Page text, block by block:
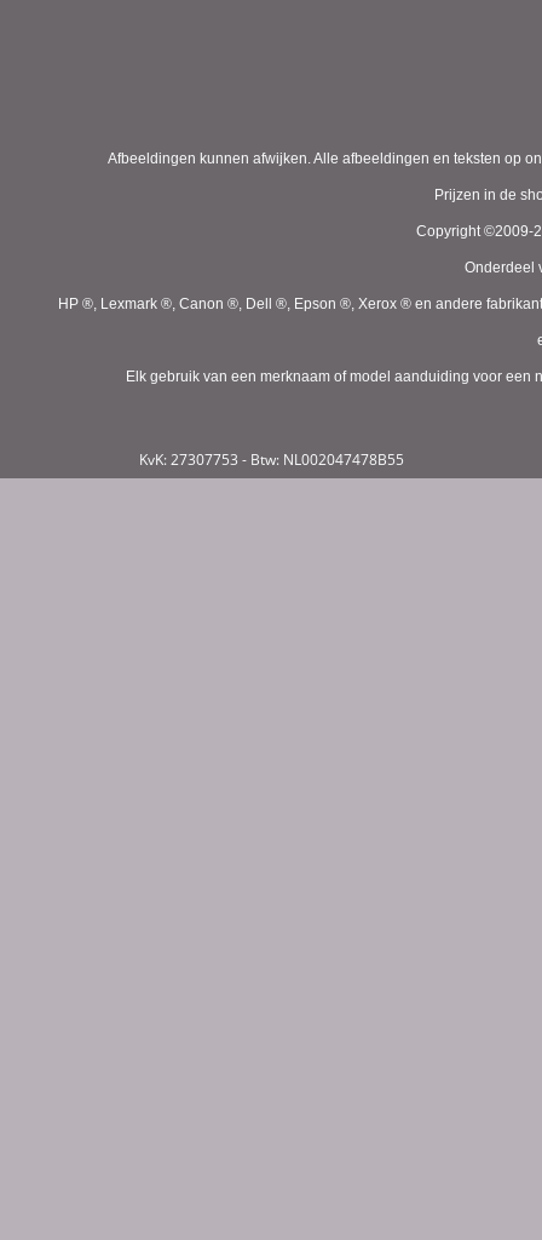
Afbeeldingen kunnen afwijken. Alle afbeeldingen en teksten op
Prijzen in de
Copyright ©2009-
Onderdeel
HP ®, Lexmark ®, Canon ®, Dell ®, Epson ®, Xerox ® en andere
Elk gebruik van een merknaam of model aanduiding voor
KvK: 27307753 - Btw: NL002047478B55